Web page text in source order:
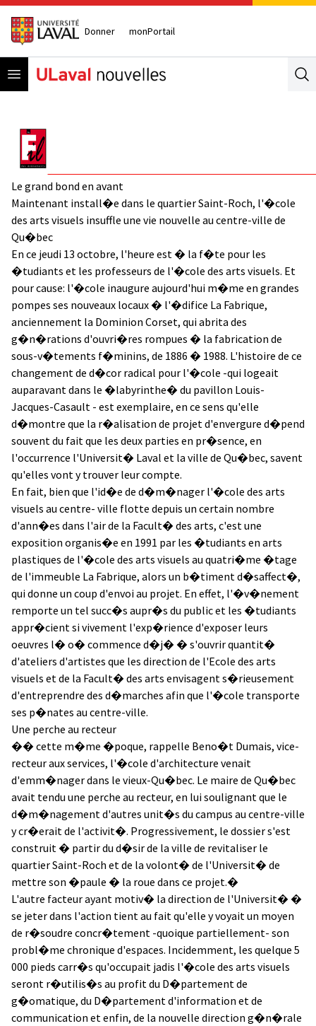
Donner monPortail
Open menu
Le grand bond en avant
Maintenant install�e dans le quartier Saint-Roch, l'�cole
des arts visuels insuffle une vie nouvelle au centre-ville de
Qu�bec
En ce jeudi 13 octobre, l'heure est � la f�te pour les
�tudiants et les professeurs de l'�cole des arts visuels. Et
pour cause: l'�cole inaugure aujourd'hui m�me en grandes
pompes ses nouveaux locaux � l'�difice La Fabrique,
anciennement la Dominion Corset, qui abrita des
g�n�rations d'ouvri�res rompues � la fabrication de
sous-v�tements f�minins, de 1886 � 1988. L'histoire de ce
changement de d�cor radical pour l'�cole -qui logeait
auparavant dans le �labyrinthe� du pavillon Louis-
Jacques-Casault - est exemplaire, en ce sens qu'elle
d�montre que la r�alisation de projet d'envergure d�pend
souvent du fait que les deux parties en pr�sence, en
l'occurrence l'Universit� Laval et la ville de Qu�bec, savent
qu'elles vont y trouver leur compte.
En fait, bien que l'id�e de d�m�nager l'�cole des arts
visuels au centre- ville flotte depuis un certain nombre
d'ann�es dans l'air de la Facult� des arts, c'est une
exposition organis�e en 1991 par les �tudiants en arts
plastiques de l'�cole des arts visuels au quatri�me �tage
de l'immeuble La Fabrique, alors un b�timent d�saffect�,
qui donne un coup d'envoi au projet. En effet, l'�v�nement
remporte un tel succ�s aupr�s du public et les �tudiants
appr�cient si vivement l'exp�rience d'exposer leurs
oeuvres l� o� commence d�j� � s'ouvrir quantit�
d'ateliers d'artistes que les direction de l'Ecole des arts
visuels et de la Facult� des arts envisagent s�rieusement
d'entreprendre des d�marches afin que l'�cole transporte
ses p�nates au centre-ville.
Une perche au recteur
�� cette m�me �poque, rappelle Beno�t Dumais, vice-
recteur aux services, l'�cole d'architecture venait
d'emm�nager dans le vieux-Qu�bec. Le maire de Qu�bec
avait tendu une perche au recteur, en lui soulignant que le
d�m�nagement d'autres unit�s du campus au centre-ville
y cr�erait de l'activit�. Progressivement, le dossier s'est
construit � partir du d�sir de la ville de revitaliser le
quartier Saint-Roch et de la volont� de l'Universit� de
mettre son �paule � la roue dans ce projet.�
L'autre facteur ayant motiv� la direction de l'Universit� �
se jeter dans l'action tient au fait qu'elle y voyait un moyen
de r�soudre concr�tement -quoique partiellement- son
probl�me chronique d'espaces. Incidemment, les quelque 5
000 pieds carr�s qu'occupait jadis l'�cole des arts visuels
seront r�utilis�s au profit du D�partement de
g�omatique, du D�partement d'information et de
communication et enfin, de la nouvelle direction g�n�rale